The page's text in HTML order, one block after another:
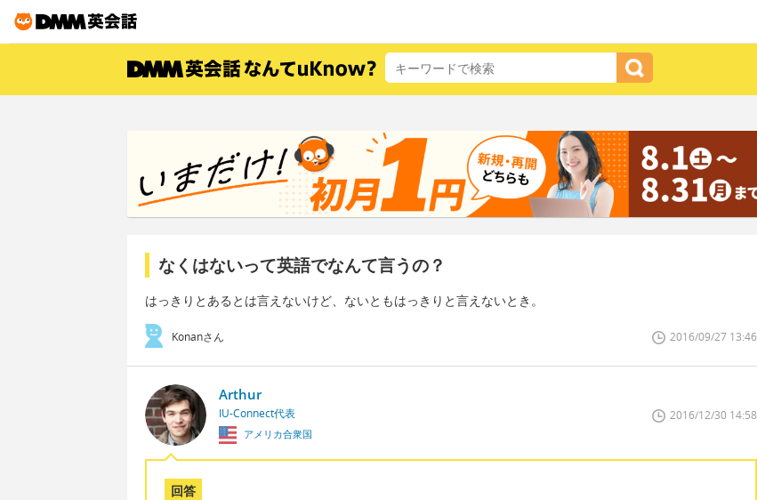
なくはないって英語でなんて言うの？
はっきりとあるとは言えないけど、ないともはっきりと言えないとき。
Konanさん 2016/09/27 13:46
Arthur
IU-Connect代表
アメリカ合衆国
2016/12/30 14:58
回答